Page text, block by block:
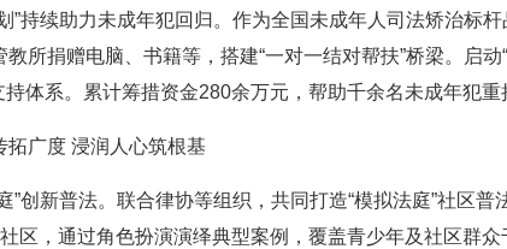
”持续助力未成年犯回归。作为全国未成年人司法矫治标
教所捐赠电脑、书籍等，搭建“一对一结对帮扶”桥梁。启
持体系。累计筹措资金280余万元，帮助千余名未成年犯
拓广度 浸润人心筑根基
”创新普法。联合律协等组织，共同打造“模拟法庭”社区
区，通过角色扮演演绎典型案例，覆盖青少年及社区群